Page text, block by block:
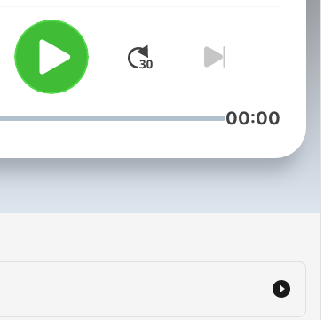
recursos teológicos,
formativos y pastorales —
videos, artículos, devocionales
y cursos — que exponen la
salvadora de Jesucristo y la
Nuestro objetivo es
contemporánea con contenido
00:00